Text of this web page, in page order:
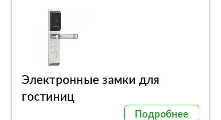
Электронные замки для
гостиниц
Подробнее